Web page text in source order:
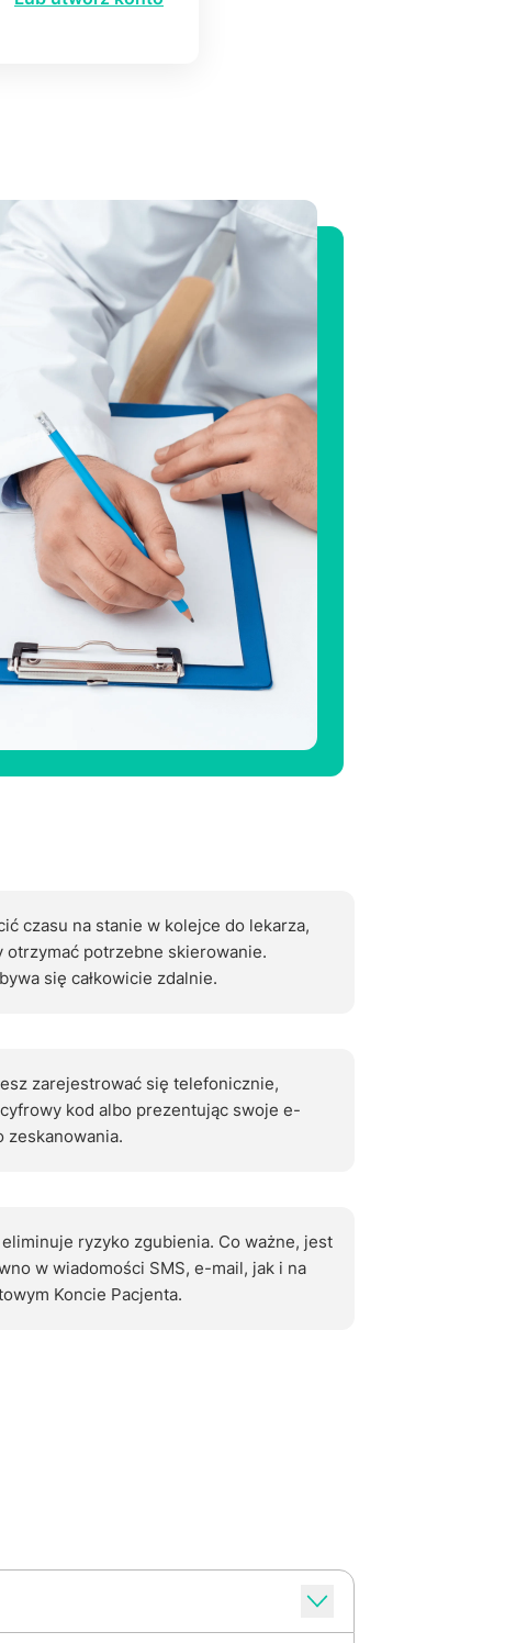
czasu na stanie w kolejce do lekarza,
otrzymać potrzebne skiеrоwаnie.
się całkowicie zdalnie.
zarejestrować się telefonicznie,
kod albo prezentując swoje e-
zeskanowania.
ryzyko zgubienia. Co ważne, jest
w wiadomości SMS, e-mail, jak i na
Koncie Pacjenta.